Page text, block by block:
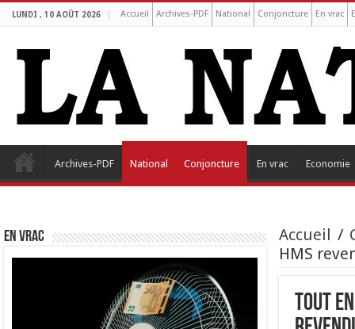
LUNDI , 10 AOÛT 2026 Accueil Archives-PDF National Conjoncture En vrac
Archives-PDF National Conjoncture En vrac Economie
Accueil /
HMS
Tout
EN VRAC